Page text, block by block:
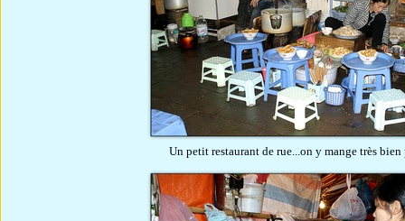
Un petit restaurant de rue...on y mange très bien